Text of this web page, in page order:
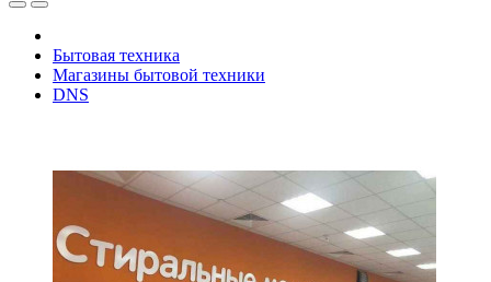
Бытовая техника
Магазины бытовой техники
DNS